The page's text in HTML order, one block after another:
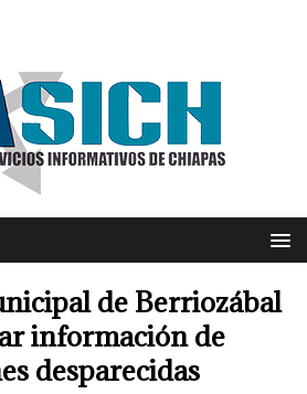
de Berriozábal
información de
desparecidas